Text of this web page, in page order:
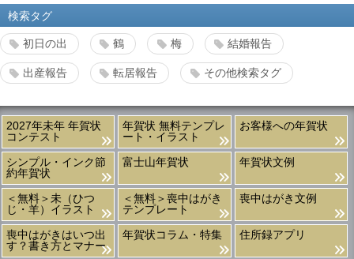
検索タグ
初日の出 鶴 梅 結婚報告
出産報告 転居報告 その他検索タグ
2027年未年 年賀状
コンテスト
年賀状 無料テンプレ
ート・イラスト
お客様への年賀状
シンプル・インク節
約年賀状
富士山年賀状 年賀状文例
＜無料＞未（ひつ
じ・羊）イラスト
＜無料＞喪中はがき
テンプレート
喪中はがき文例
喪中はがきはいつ出
す？書き方とマナー
年賀状コラム・特集 住所録アプリ